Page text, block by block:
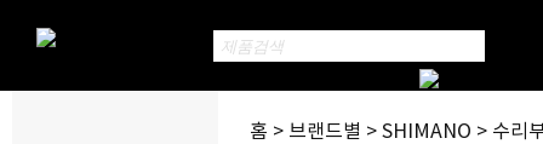
홈 > 브랜드별 > SHIMANO > 수리